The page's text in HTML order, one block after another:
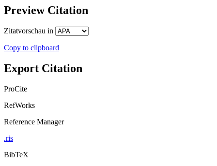
Preview Citation
Zitatvorschau in
Copy to clipboard
Export Citation
ProCite
RefWorks
Reference Manager
.ris
BibTeX